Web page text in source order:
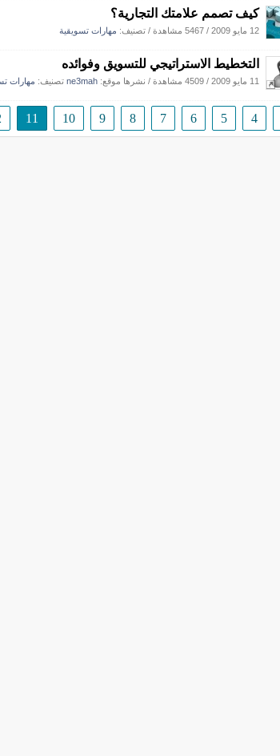
كيف تصمم علامتك التجارية؟
12 مايو 2009 / 5467 مشاهدة / تصنيف: مهارات تسويقية
التخطيط الاستراتيجي للتسويق وفوائده
11 مايو 2009 / 4509 مشاهدة / نشرها موقع: ne3mah تصنيف: مهارات
4
5
6
7
8
9
10
11